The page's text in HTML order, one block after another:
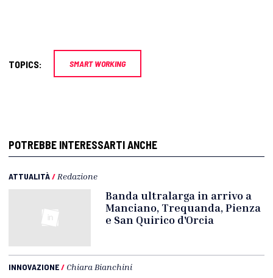
TOPICS: SMART WORKING
POTREBBE INTERESSARTI ANCHE
ATTUALITÀ/ Redazione
Banda ultralarga in arrivo a
Manciano, Trequanda, Pienza
e San Quirico d'Orcia
INNOVAZIONE/ Chiara Bianchini